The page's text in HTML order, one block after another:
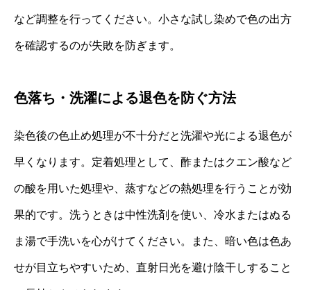
など調整を行ってください。小さな試し染めで色の出方
を確認するのが失敗を防ぎます。
色落ち・洗濯による退色を防ぐ方法
染色後の色止め処理が不十分だと洗濯や光による退色が
早くなります。定着処理として、酢またはクエン酸など
の酸を用いた処理や、蒸すなどの熱処理を行うことが効
果的です。洗うときは中性洗剤を使い、冷水またはぬる
ま湯で手洗いを心がけてください。また、暗い色は色あ
せが目立ちやすいため、直射日光を避け陰干しすること